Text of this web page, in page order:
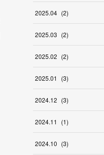
2025.04 (2)
2025.03 (2)
2025.02 (2)
2025.01 (3)
2024.12 (3)
2024.11 (1)
2024.10 (3)